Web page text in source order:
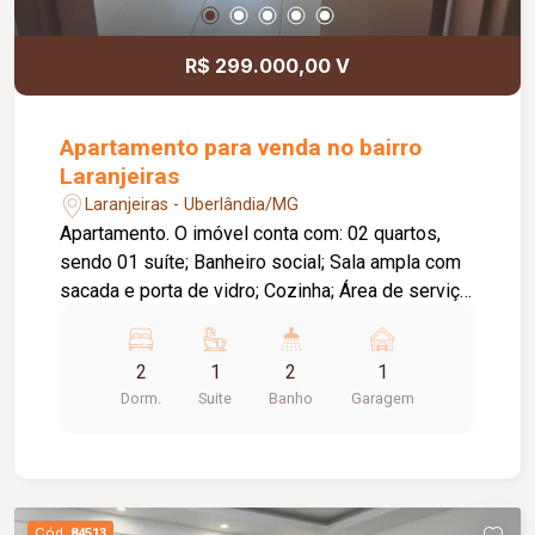
R$ 299.000,00 V
Apartamento para venda no bairro
Laranjeiras
Laranjeiras - Uberlândia/MG
Apartamento. O imóvel conta com: 02 quartos,
sendo 01 suíte; Banheiro social; Sala ampla com
sacada e porta de vidro; Cozinha; Área de serviço;
conta com: Portaria com guarita; Piscina; Espaço
gourmet com churrasqueira; Playground;
Diferenciais: Excelente iluminação natural;
2
Dorm.
1
Suite
2
Banho
1
Garagem